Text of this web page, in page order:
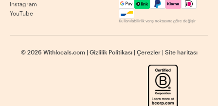
Instagram
YouTube
Kullanılabilirlik varış noktasına göre değişir
© 2026 Withlocals.com | Gizlilik Politikası | Çerezler | Site haritası